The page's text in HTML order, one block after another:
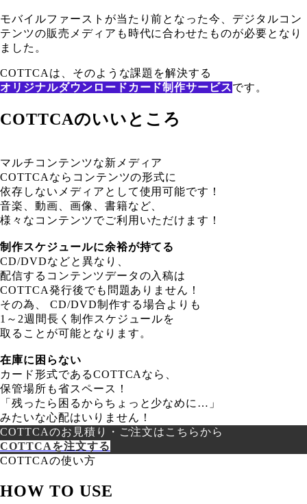
モバイルファーストが当たり前となった今、デジタルコン
テンツの販売メディアも時代に合わせたものが必要となり
ました。
COTTCAは、そのような課題を解決する
オリジナルダウンロードカード制作サービスです。
COTTCAのいいところ
マルチコンテンツな新メディア
COTTCAならコンテンツの形式に
依存しないメディアとして使用可能です！
音楽、動画、画像、書籍など、
様々なコンテンツでご利用いただけます！
制作スケジュールに余裕が持てる
CD/DVDなどと異なり、
配信するコンテンツデータの入稿は
COTTCA発行後でも問題ありません！
その為、 CD/DVD制作する場合よりも
1～2週間長く制作スケジュールを
取ることが可能となります。
在庫に困らない
カード形式であるCOTTCAなら、
保管場所も省スペース！
「残ったら困るからちょっと少なめに…」
みたいな心配はいりません！
COTTCAのお見積り・ご注文はこちらから
COTTCAを注文する
COTTCAの使い方
HOW TO USE